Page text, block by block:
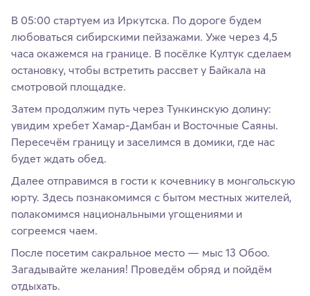
В 05:00 стартуем из Иркутска. По дороге будем
любоваться сибирскими пейзажами. Уже через 4,5
часа окажемся на границе. В посёлке Култук сделаем
остановку, чтобы встретить рассвет у Байкала на
смотровой площадке.
Затем продолжим путь через Тункинскую долину:
увидим хребет Хамар-Дамбан и Восточные Саяны.
Пересечём границу и заселимся в домики, где нас
будет ждать обед.
Далее отправимся в гости к кочевнику в монгольскую
юрту. Здесь познакомимся с бытом местных жителей,
полакомимся национальными угощениями и
согреемся чаем.
После посетим сакральное место — мыс 13 Обоо.
Загадывайте желания! Проведём обряд и пойдём
отдыхать.